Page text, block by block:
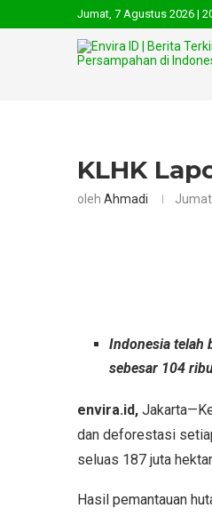
Jumat, 7 Agustus 2026 |
KLHK
oleh Ahmadi
Indonesia telah
sebesar 104
envira.id,
dan deforestasi
seluas 187 juta
Hasil pemantauan